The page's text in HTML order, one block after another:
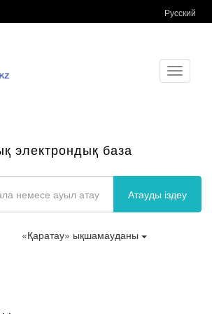
Русский
Toggle
электрондық база
Атауды іздеу
«Қаратау» ықшамауданы